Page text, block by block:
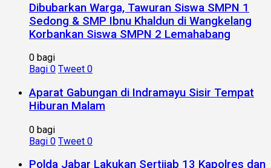
Dibubarkan Warga, Tawuran Siswa SMPN 1
Sedong & SMP Ibnu Khaldun di Wangkelang
Korbankan Siswa SMPN 2 Lemahabang
0 bagi
Bagi 0 Tweet 0
Aparat Gabungan di Indramayu Sisir Tempat
Hiburan Malam
0 bagi
Bagi 0 Tweet 0
Polda Jabar Lakukan Sertijab 13 Kapolres dan